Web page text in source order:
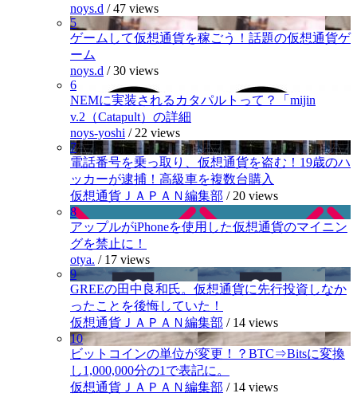
noys.d /47 views
5
ゲームして仮想通貨を稼ごう！話題の仮想通貨ゲ
ーム
noys.d /30 views
6
NEMに実装されるカタパルトって？「mijin
v.2（Catapult）の詳細
noys-yoshi / 22 views
7
電話番号を乗っ取り、仮想通貨を盗む！19歳のハ
ッカーが逮捕！高級車を複数台購入
仮想通貨ＪＡＰＡＮ編集部 / 20 views
8
アップルがiPhoneを使用した仮想通貨のマイニン
グを禁止に！
otya. / 17 views
9
GREEの田中良和氏。仮想通貨に先行投資しなか
ったことを後悔していた！
仮想通貨ＪＡＰＡＮ編集部 / 14 views
10
ビットコインの単位が変更！？BTC⇒Bitsに変換
し1,000,000分の1で表記に。
仮想通貨ＪＡＰＡＮ編集部 / 14 views